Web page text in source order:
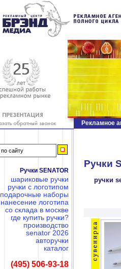
Ручки SENATOR
шариковые ручки
ручки с логотипом
подарочные наборы
нанесение логотипа
со склада в москве
где купить ручки?
производство
senator 2026
авторучки
каталог
(495) 506-93-18
Рекламное
Ручки
ручки